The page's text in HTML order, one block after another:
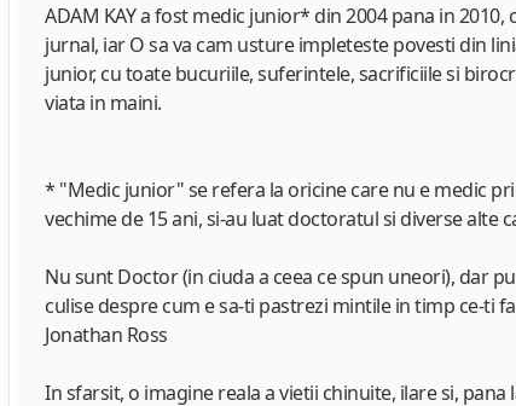
ADAM KAY a fost medic junior* din 2004 pana in
jurnal, iar O sa va cam usture impleteste povesti din
junior, cu toate bucuriile, suferintele, sacrificiile si
viata in maini.
* "Medic junior" se refera la oricine care nu e medic
vechime de 15 ani, si-au luat doctoratul si diverse alte
Nu sunt Doctor (in ciuda a ceea ce spun uneori), dar
culise despre cum e sa-ti pastrezi mintile in timp ce-ti
Jonathan Ross
In sfarsit, o imagine reala a vietii chinuite, ilare si,